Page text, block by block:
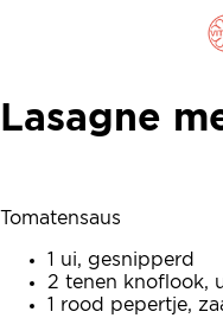
Lasagne
Lasagne
Tomatensaus
1 ui, gesnipperd
2 tenen knoflook,
1 rood pepertje,